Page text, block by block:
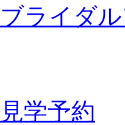
ブライダ
見学予約